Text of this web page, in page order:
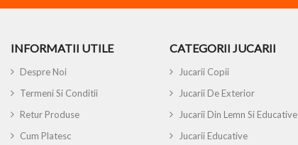
INFORMATII UTILE
Despre Noi
Termeni Si Conditii
Retur Produse
Cum Platesc
CATEGORII JUCARII
Jucarii Copii
Jucarii De Exterior
Jucarii Din Lemn Si Educative
Jucarii Educative